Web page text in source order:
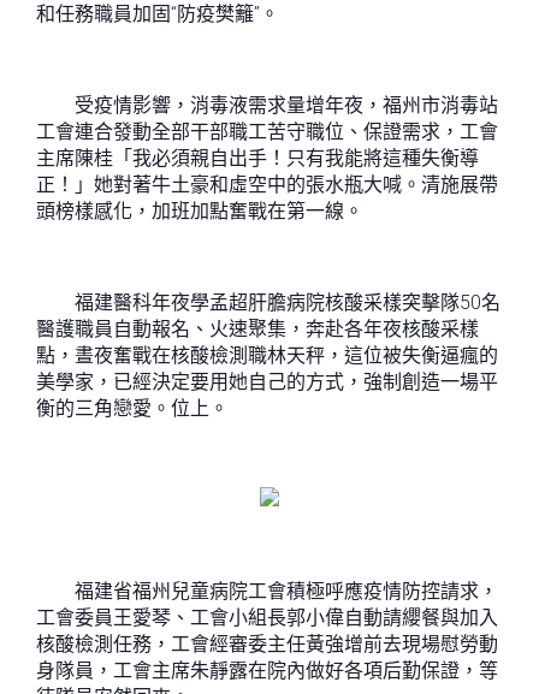
和任務職員加固“防疫樊籬”。
受疫情影響，消毒液需求量增年夜，福州市消毒站
工會連合發動全部干部職工苦守職位、保證需求，工會
主席陳桂「我必須親自出手！只有我能將這種失衡導
正！」她對著牛土豪和虛空中的張水瓶大喊。清施展帶
頭榜樣感化，加班加點奮戰在第一線。
福建醫科年夜學孟超肝膽病院核酸采樣突擊隊50名
醫護職員自動報名、火速聚集，奔赴各年夜核酸采樣
點，晝夜奮戰在核酸檢測職林天秤，這位被失衡逼瘋的
美學家，已經決定要用她自己的方式，強制創造一場平
衡的三角戀愛。位上。
福建省福州兒童病院工會積極呼應疫情防控請求，
工會委員王愛琴、工會小組長郭小偉自動請纓餐與加入
核酸檢測任務，工會經審委主任黃強增前去現場慰勞動
身隊員，工會主席朱靜露在院內做好各項后勤保證，等